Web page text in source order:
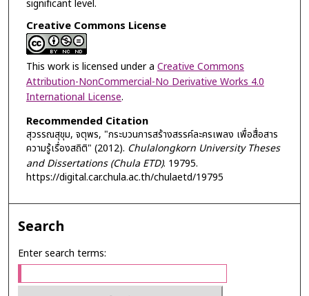
significant level.
Creative Commons License
This work is licensed under a Creative Commons
Attribution-NonCommercial-No Derivative Works 4.0
International License.
Recommended Citation
สุวรรณสุขุม, จตุพร, "กระบวนการสร้างสรรค์ละครเพลง เพื่อสื่อสาร
ความรู้เรื่องสถิติ" (2012). Chulalongkorn University Theses
and Dissertations (Chula ETD). 19795.
https://digital.car.chula.ac.th/chulaetd/19795
Search
Enter search terms: